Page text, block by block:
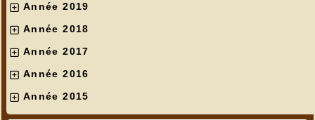
Année 2019
Année 2018
Année 2017
Année 2016
Année 2015